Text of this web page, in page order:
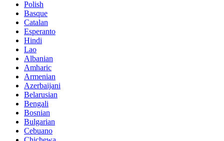
Polish
Basque
Catalan
Esperanto
Hindi
Lao
Albanian
Amharic
Armenian
Azerbaijani
Belarusian
Bengali
Bosnian
Bulgarian
Cebuano